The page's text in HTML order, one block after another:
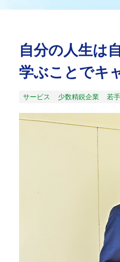
自分の人生は
学ぶことでキ
サービス 少数精鋭企業 若